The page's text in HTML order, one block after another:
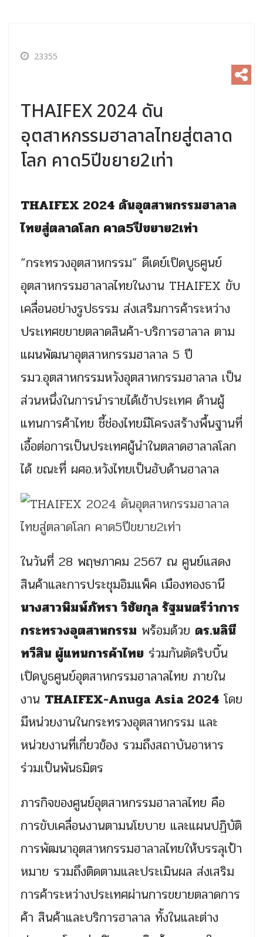
23355
THAIFEX 2024 ดัน
อุตสาหกรรมฮาลาลไทยสู่ตลาด
โลก คาด5ปีขยาย2เท่า
THAIFEX 2024 ดันอุตสาหกรรมฮาลาล
ไทยสู่ตลาดโลก คาด5ปีขยาย2เท่า
“กระทรวงอุตสาหกรรม” ดีเดย์เปิดบูธศูนย์
อุตสาหกรรมฮาลาลไทยในงาน THAIFEX ขับ
เคลื่อนอย่างรูปธรรม ส่งเสริมการค้าระหว่าง
ประเทศขยายตลาดสินค้า-บริการฮาลาล ตาม
แผนพัฒนาอุตสาหกรรมฮาลาล 5 ปี
รมว.อุตสาหกรรมหวังอุตสาหกรรมฮาลาล เป็น
ส่วนหนึ่งในการนำรายได้เข้าประเทศ ด้านผู้
แทนการค้าไทย ชี้ช่องไทยมีโครงสร้างพื้นฐานที่
เอื้อต่อการเป็นประเทศผู้นำในตลาดฮาลาลโลก
ได้ ขณะที่ ผศอ.หวังไทยเป็นฮับด้านฮาลาล
ในวันที่ 28 พฤษภาคม 2567 ณ ศูนย์แสดง
สินค้าและการประชุมอิมแพ็ค เมืองทองธานี
นางสาวพิมพ์ภัทรา วิชัยกุล รัฐมนตรีว่าการ
กระทรวงอุตสาหกรรม พร้อมด้วย ดร.นลินี
ทวีสิน ผู้แทนการค้าไทย ร่วมกันตัดริบบิ้น
เปิดบูธศูนย์อุตสาหกรรมฮาลาลไทย ภายใน
งาน THAIFEX-Anuga Asia 2024 โดย
มีหน่วยงานในกระทรวงอุตสาหกรรม และ
หน่วยงานที่เกี่ยวข้อง รวมถึงสถาบันอาหาร
ร่วมเป็นพันธมิตร
ภารกิจของศูนย์อุตสาหกรรมฮาลาลไทย คือ
การขับเคลื่อนงานตามนโยบาย และแผนปฏิบัติ
การพัฒนาอุตสาหกรรมฮาลาลไทยให้บรรลุเป้า
หมาย รวมถึงติดตามและประเมินผล ส่งเสริม
การค้าระหว่างประเทศผ่านการขยายตลาดการ
ค้า สินค้าและบริการฮาลาล ทั้งในและต่าง